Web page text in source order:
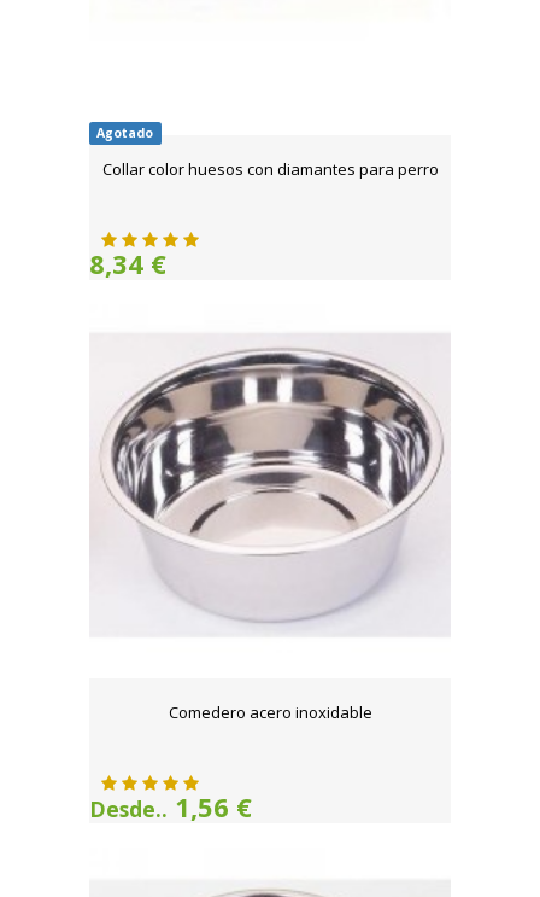
Agotado
Collar color huesos con diamantes para perro
8,34 €
Comedero acero inoxidable
Desde.. 1,56 €